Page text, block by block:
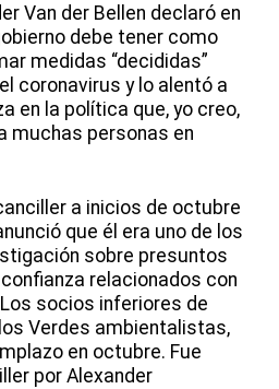
Van der Bellen declaró en
debe tener como
medidas “decididas”
coronavirus y lo alentó a
en la política que, yo creo,
muchas personas en
a inicios de octubre
que él era uno de los
sobre presuntos
relacionados con
socios inferiores de
Verdes ambientalistas,
en octubre. Fue
por Alexander